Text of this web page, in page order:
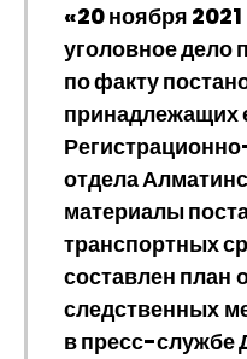
«20 ноября 2021
уголовное дело
по факту
принадлежащих
отдела
материалы
транспортных
составлен план
следственных
в пресс-службе